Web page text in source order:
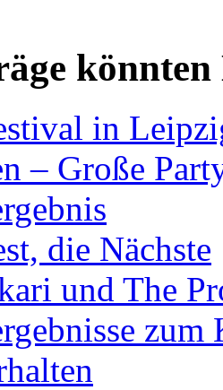
in
– Große
die Nächste
und The
zum